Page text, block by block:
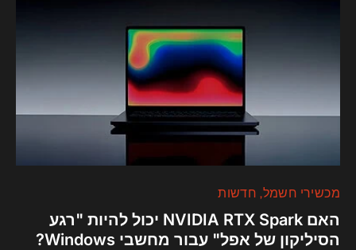
מכשירי חשמל חדשות
האם NVIDIA RTX Spark יכול להיות "רגע
הסיליקון של אפל" עבור מחשבי Windows?